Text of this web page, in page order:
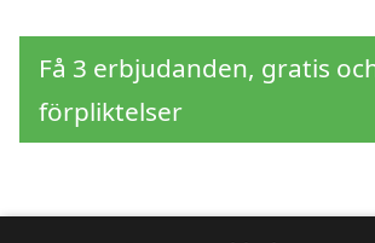
Få 3 erbjudanden, gratis
förpliktelser